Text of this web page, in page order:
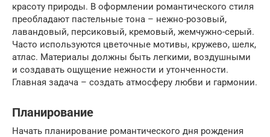
красоту природы. В оформлении романтического стиля
преобладают пастельные тона – нежно-розовый,
лавандовый, персиковый, кремовый, жемчужно-серый.
Часто используются цветочные мотивы, кружево, шелк,
атлас. Материалы должны быть легкими, воздушными
и создавать ощущение нежности и утонченности.
Главная задача – создать атмосферу любви и гармонии.
Планирование
Начать планирование романтического дня рождения